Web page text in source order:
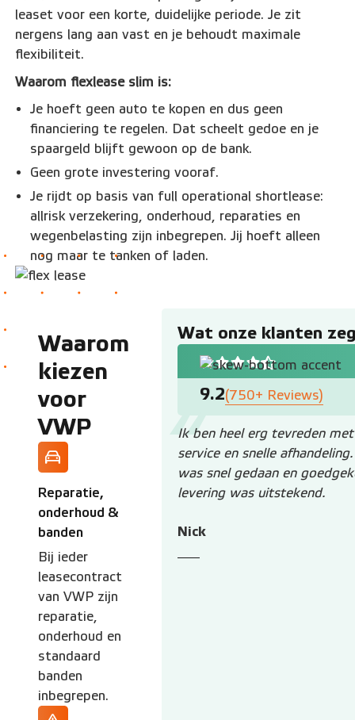
leaset voor een korte, duidelijke periode. Je zit
nergens lang aan vast en je behoudt maximale
flexibiliteit.
Waarom flexlease slim is:
Je hoeft geen auto te kopen en dus geen
financiering te regelen. Dat scheelt gedoe en je
spaargeld blijft gewoon op de bank.
Geen grote investering vooraf.
Je rijdt op basis van full operational shortlease:
allrisk verzekering, onderhoud, reparaties en
wegenbelasting zijn inbegrepen. Jij hoeft alleen
nog maar te tanken of laden.
Waarom
kiezen
voor
VWP
Reparatie,
onderhoud &
banden
Bij ieder
leasecontract
van VWP zijn
reparatie,
onderhoud en
standaard
banden
inbegrepen.
Wat onze klanten
9.2(750+ Reviews)
Ik ben heel erg tevreden
service en snelle
was snel gedaan en
levering was uitstekend.
Nick